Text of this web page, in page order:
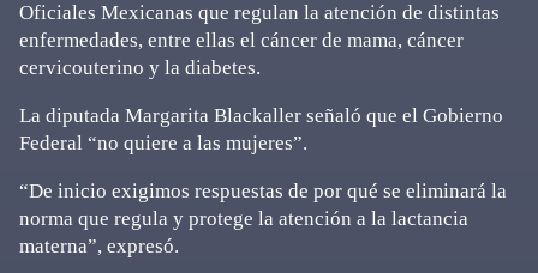
Oficiales Mexicanas que regulan la atención de distintas
enfermedades, entre ellas el cáncer de mama, cáncer
cervicouterino y la diabetes.
La diputada Margarita Blackaller señaló que el Gobierno
Federal “no quiere a las mujeres”.
“De inicio exigimos respuestas de por qué se eliminará la
norma que regula y protege la atención a la lactancia
materna”, expresó.